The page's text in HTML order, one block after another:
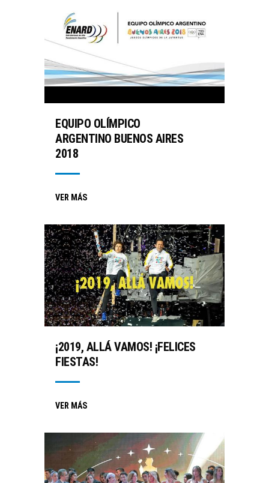
EQUIPO OLÍMPICO
ARGENTINO BUENOS AIRES
2018
VER MÁS
¡2019, ALLÁ VAMOS! ¡FELICES
FIESTAS!
VER MÁS